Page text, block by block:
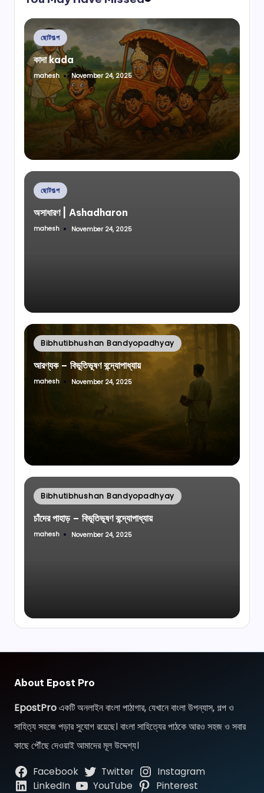
Posted
in
ছোটগল্প
কাদা kada
Posted
by
mahesh November 24, 2025
Posted
in
ছোটগল্প
অসাধারণ | Ashadharon
Posted
mahesh November 24, 2025
Posted
in
Bibhutibhushan Bandyopadhyay
আরণ্যক – বিভূতিভূষণ বন্দ্যোপাধ্যায়
Posted
mahesh November 24, 2025
Posted
in
Bibhutibhushan Bandyopadhyay
চাঁদের পাহাড় – বিভূতিভূষণ বন্দ্যোপাধ্যায়
Posted
mahesh November 24, 2025
About Epost Pro
EpostProএকটি অনলাইন বাংলা পাঠাগার, যেখানে বাংলা উপন্যাস, গল্প ও
সাহিত্য সহজে পড়ার সুযোগ রয়েছে। বাংলা সাহিত্যের পাঠকে আরও সহজ ও সবার
কাছে পৌঁছে দেওয়াই আমাদের মূল উদ্দেশ্য।
Facebook Twitter
Instagram
LinkedIn
YouTube Pinterest